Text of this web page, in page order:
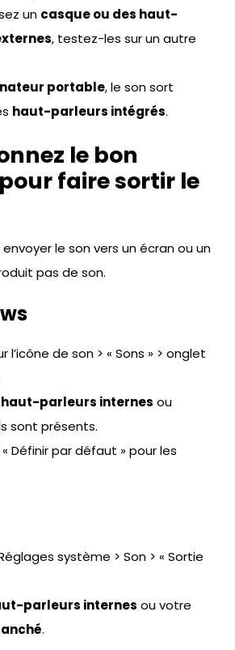
un casque ou des haut-
, testez-les sur un autre
portable, le son sort
haut-parleurs intégrés.
le bon
faire sortir le
le son vers un écran ou un
pas de son.
l’icône de son > « Sons » > onglet
haut-parleurs internes ou
sont présents.
Définir par défaut » pour les
système > Son > « Sortie
parleurs internes ou votre
.